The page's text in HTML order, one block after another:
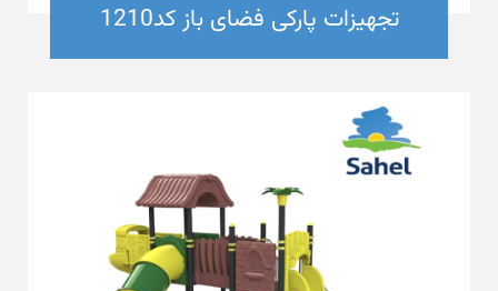
تجهیزات پارکی فضای باز کد1210